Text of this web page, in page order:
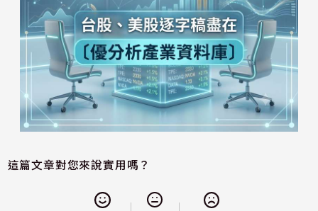
這篇文章對您來說實用嗎？